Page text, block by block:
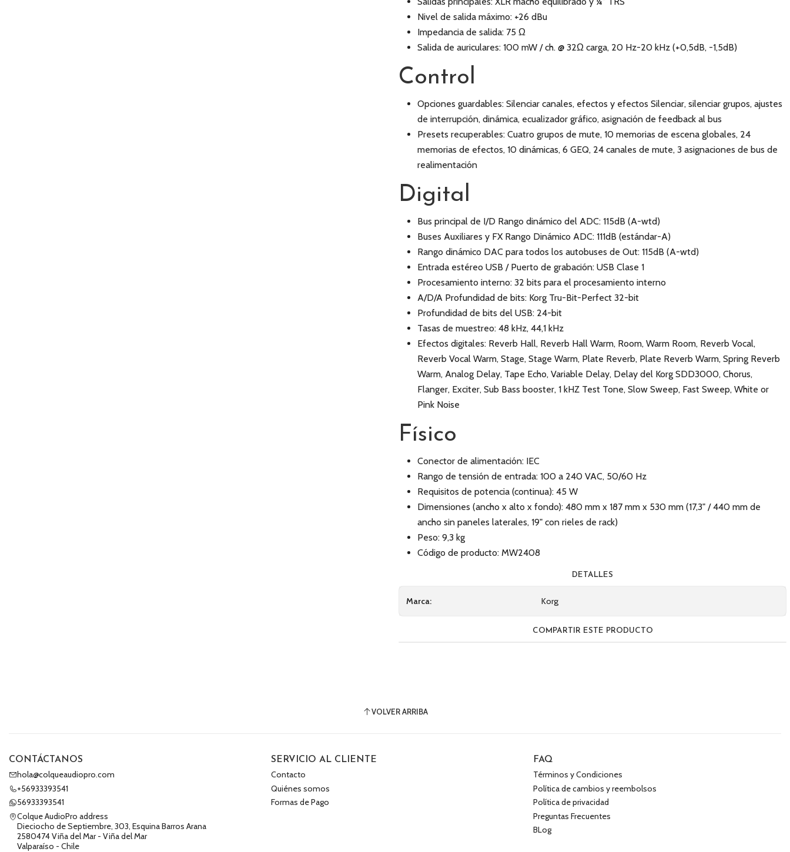
Nivel de salida máximo: +26 dBu
Impedancia de salida: 75 Ω
Salida de auriculares: 100 mW / ch. @ 32Ω carga, 20 Hz-20 kHz (+0,5dB, -1,5dB)
Control
Opciones guardables: Silenciar canales, efectos y efectos Silenciar, silenciar grupos, ajustes
de interrupción, dinámica, ecualizador gráfico, asignación de feedback al bus
Presets recuperables: Cuatro grupos de mute, 10 memorias de escena globales, 24
memorias de efectos, 10 dinámicas, 6 GEQ, 24 canales de mute, 3 asignaciones de bus de
realimentación
Digital
Bus principal de I/D Rango dinámico del ADC: 115dB (A-wtd)
Buses Auxiliares y FX Rango Dinámico ADC: 111dB (estándar-A)
Rango dinámico DAC para todos los autobuses de Out: 115dB (A-wtd)
Entrada estéreo USB / Puerto de grabación: USB Clase 1
Procesamiento interno: 32 bits para el procesamiento interno
A/D/A Profundidad de bits: Korg Tru-Bit-Perfect 32-bit
Profundidad de bits del USB: 24-bit
Tasas de muestreo: 48 kHz, 44,1 kHz
Efectos digitales: Reverb Hall, Reverb Hall Warm, Room, Warm Room, Reverb Vocal,
Reverb Vocal Warm, Stage, Stage Warm, Plate Reverb, Plate Reverb Warm, Spring Reverb
Warm, Analog Delay, Tape Echo, Variable Delay, Delay del Korg SDD3000, Chorus,
Flanger, Exciter, Sub Bass booster, 1 kHZ Test Tone, Slow Sweep, Fast Sweep, White or
Pink Noise
Físico
Conector de alimentación: IEC
Rango de tensión de entrada: 100 a 240 VAC, 50/60 Hz
Requisitos de potencia (continua): 45 W
Dimensiones (ancho x alto x fondo): 480 mm x 187 mm x 530 mm (17,3" / 440 mm de
ancho sin paneles laterales, 19" con rieles de rack)
Peso: 9,3 kg
Código de producto: MW2408
DETALLES
Marca: Korg
COMPARTIR ESTE PRODUCTO
VOLVER ARRIBA
CONTÁCTANOS
hola@colqueaudiopro.com
+56933393541
56933393541
Colque AudioPro address
Dieciocho de Septiembre, 303, Esquina Barros Arana
2580474 Viña del Mar - Viña del Mar
Valparaíso - Chile
SERVICIO AL CLIENTE
Contacto
Quiénes somos
Formas de Pago
FAQ
Términos y Condiciones
Política de cambios y reembolsos
Política de privacidad
Preguntas Frecuentes
BLog